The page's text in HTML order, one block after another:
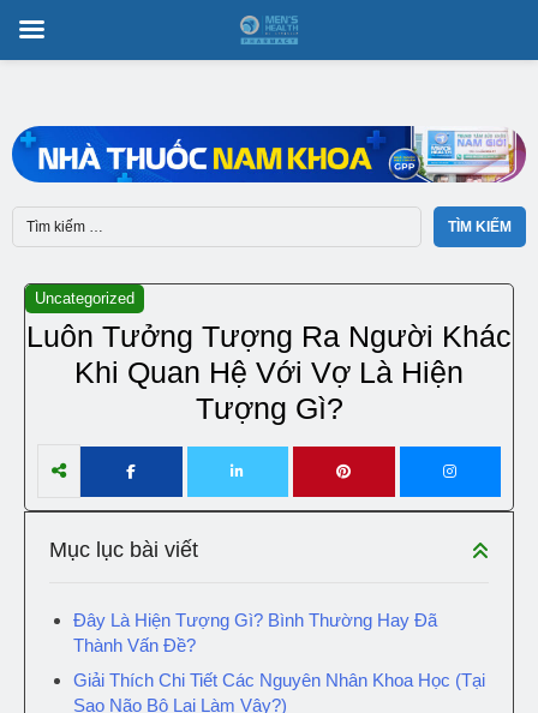
Uncategorized
Luôn Tưởng Tượng Ra Người Khác
Khi Quan Hệ Với Vợ Là Hiện
Tượng Gì?
Mục lục bài viết
Đây Là Hiện Tượng Gì? Bình Thường Hay Đã
Thành Vấn Đề?
Giải Thích Chi Tiết Các Nguyên Nhân Khoa Học (Tại
Sao Não Bộ Lại Làm Vậy?)